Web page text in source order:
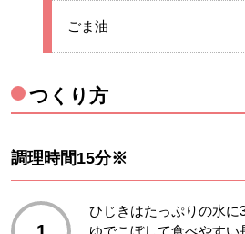
★
ごま油
つくり方
調理時間15分※
ひじきはたっぷりの水に
ゆでこぼして食べやす